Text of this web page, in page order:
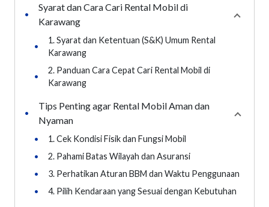
•
Syarat dan Cara Cari Rental Mobil di
Karawang
•
1. Syarat dan Ketentuan (S&K) Umum Rental
Karawang
•
2. Panduan Cara Cepat Cari Rental Mobil di
Karawang
•
Tips Penting agar Rental Mobil Aman dan
Nyaman
•
1. Cek Kondisi Fisik dan Fungsi Mobil
•
2. Pahami Batas Wilayah dan Asuransi
•
3. Perhatikan Aturan BBM dan Waktu Penggunaan
•
4. Pilih Kendaraan yang Sesuai dengan Kebutuhan